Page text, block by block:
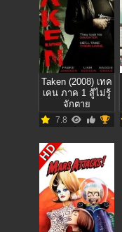
Taken (2008) เทค
เคน ภาค 1 สู้ไม่รู้
จักตาย
7.8
HD